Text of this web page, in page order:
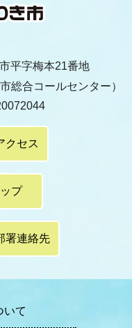
平字梅本21番地
市総合コールセンター）
クセス
プ
署連絡先
いて